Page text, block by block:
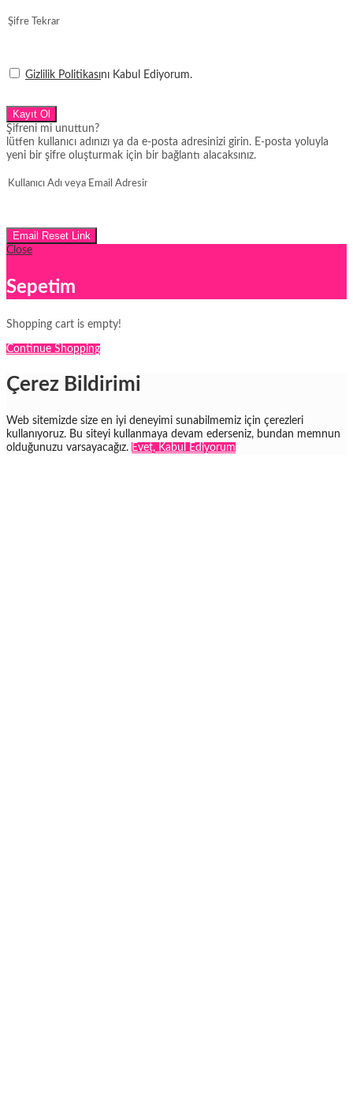
Gizlilik Politikasını Kabul Ediyorum.
Kayıt Ol
Şifreni mi unuttun?
lütfen kullanıcı adınızı ya da e-posta adresinizi girin. E-posta yoluyla
yeni bir şifre oluşturmak için bir bağlantı alacaksınız.
Email Reset Link
Close
Sepetim
Shopping cart is empty!
Continue Shopping
Çerez Bildirimi
Web sitemizde size en iyi deneyimi sunabilmemiz için çerezleri
kullanıyoruz. Bu siteyi kullanmaya devam ederseniz, bundan memnun
olduğunuzu varsayacağız. Evet, Kabul Ediyorum